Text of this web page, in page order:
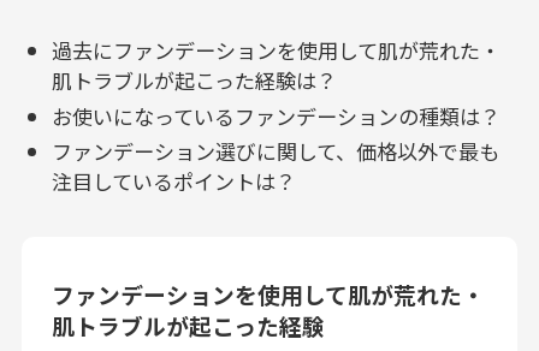
過去にファンデーションを使用して肌が荒れた・
肌トラブルが起こった経験は？
お使いになっているファンデーションの種類は？
ファンデーション選びに関して、価格以外で最も
注目しているポイントは？
ファンデーションを使用して肌が荒れた・
肌トラブルが起こった経験